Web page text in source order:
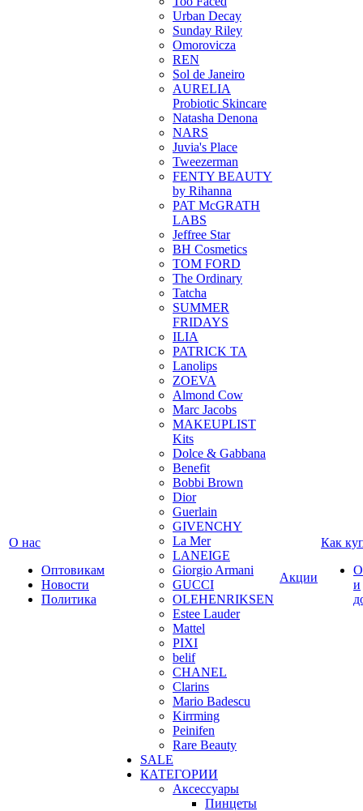
О нас
Оптовикам
Новости
Политика
Urban Decay
Sunday Riley
Omorovicza
REN
Sol de Janeiro
AURELIA
Probiotic Skincare
Natasha Denona
NARS
Juvia's Place
Tweezerman
FENTY BEAUTY
by Rihanna
PAT McGRATH
LABS
Jeffree Star
BH Cosmetics
TOM FORD
The Ordinary
Tatcha
SUMMER
FRIDAYS
ILIA
PATRICK TA
Lanolips
ZOEVA
Almond Cow
Marc Jacobs
MAKEUPLIST
Kits
Dolce & Gabbana
Benefit
Bobbi Brown
Dior
Guerlain
GIVENCHY
La Mer
LANEIGE
Giorgio Armani
GUCCI
OLEHENRIKSEN
Estee Lauder
Mattel
PIXI
belif
CHANEL
Clarins
Mario Badescu
Kirrming
Peinifen
Rare Beauty
SALE
КАТЕГОРИИ
Аксессуары
Пинцеты
Акции
Как
и